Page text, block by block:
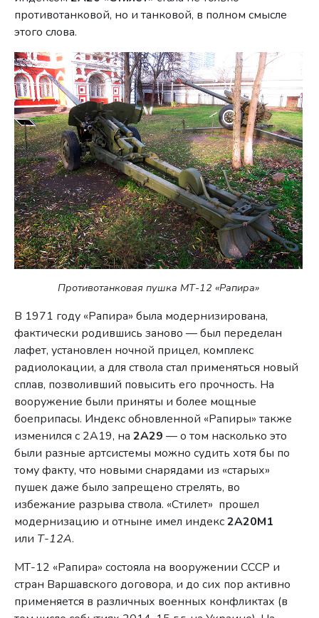
противотанковой, но и танковой, в полном смысле
этого слова.
Противотанковая пушка МТ-12 «Рапира»
В 1971 году «Рапира» была модернизирована,
фактически родившись заново — был переделан
лафет, установлен ночной прицел, комплекс
радиолокации, а для ствола стал применяться новый
сплав, позволивший повысить его прочность. На
вооружение были приняты и более мощные
боеприпасы. Индекс обновленной «Рапиры» также
изменился с 2А19, на2А29 — о том насколько это
были разные артсистемы можно судить хотя бы по
тому факту, что новыми снарядами из «старых»
пушек даже было запрещено стрелять, во
избежание разрыва ствола. «Стилет» прошел
модернизацию и отныне имел индекс2А20М1
или Т-12А.
МТ-12 «Рапира» состояла на вооружении СССР и
стран Варшавского договора, и до сих пор активно
применяется в различных военных конфликтах (в